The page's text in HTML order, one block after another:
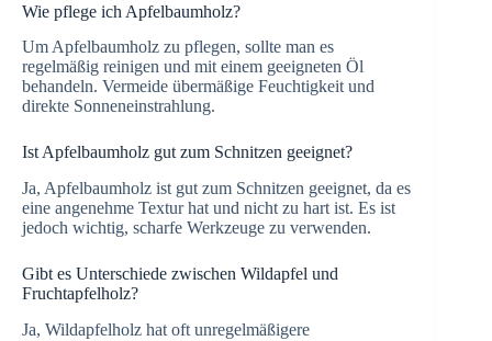
Wie pflege ich Apfelbaumholz?
Um Apfelbaumholz zu pflegen, sollte man es
regelmäßig reinigen und mit einem geeigneten Öl
behandeln. Vermeide übermäßige Feuchtigkeit und
direkte Sonneneinstrahlung.
Ist Apfelbaumholz gut zum Schnitzen geeignet?
Ja, Apfelbaumholz ist gut zum Schnitzen geeignet, da es
eine angenehme Textur hat und nicht zu hart ist. Es ist
jedoch wichtig, scharfe Werkzeuge zu verwenden.
Gibt es Unterschiede zwischen Wildapfel und
Fruchtapfelholz?
Ja, Wildapfelholz hat oft unregelmäßigere